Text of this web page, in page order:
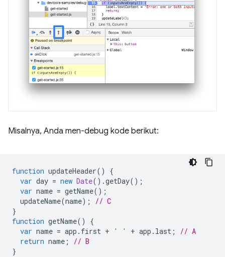
Misalnya, Anda men-debug kode berikut:
function updateHeader()
{
var day = new Date().getDay();
var name = getName();
updateName(name);
// C
}
function getName()
{
var name = app . first + ' ' + app . last ;
// A
return name ;
// B
}